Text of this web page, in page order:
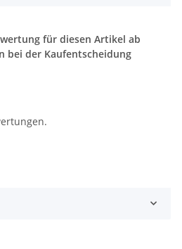
für diesen Artikel ab
bei der Kaufentscheidung